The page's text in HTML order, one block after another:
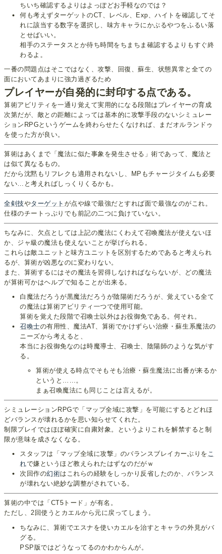
ちいち確認するよりはよっぽどお手軽なのでは？
何も考えずターゲットのCT、レベル、Exp、ハイトを確認してそ
れに該当する数字を選択し、味方キャラにかぶるやつをふるい落
とせばいい。
相手のステータスとか待ち時間をちまちま確認するよりもすぐ終
わるよ。
一番の問題点はそこではなく、攻撃、回復、蘇生、状態異常と全ての
面においてあまりに強力過ぎるため
プレイヤーが自発的に封印する点である。
算術アビリティを一通り覚えて実用的になる段階はプレイヤーの育成
次第だが、敵との距離によっては基本的に攻撃手段のないシミュレー
ションRPGというゲームを終わらせたくなければ、まだオルランドゥ
を使った方が良い。
算術はあくまで「魔法に似た事象を発生させる」術であって、魔法と
は似て異なるもの。
だから沈黙もリフレクも適用されないし、MPもチャージタイムも必要
ない…と考えればしっくりくるかも。
全剣技やターゲット が点や線で最強だとすれば面で最強なのがこれ。
仕様のチートっぷりでも前記の二つに負けていない。
ちなみに、欠点としては上記の魔法にくわえて召喚魔法が使えないほ
か、ジャ級の魔法も使えないことが挙げられる。
これらは敵ユニットと味方ユニットを区別するためであると考えられ
るが、算術が凶悪なのに変わりない。
また、算術するにはその魔法を習得しなければならないが、どの魔法
が算術可かはヘルプで知ることが出来る。
白魔法だろうが黒魔法だろうが陰陽術だろうが、覚えている全て
の魔法は算術アビリティ一つで使用可能。
算術を覚えた段階で召喚士以外はお役御免である。何それ。
召喚士の有用性、魔法AT、算術でかけずらい治療・蘇生系魔法の
ニーズから考えると、
本当にお役御免なのは時魔導士、召喚士、陰陽師のような気がす
る。
算術が使える時点でそもそも治療・蘇生魔法に出番が来るか
というと……。
まぁ召喚魔法にも同じことは言えるが。
シミュレーションRPGで「マップ全域に攻撃」を可能にするとどれほ
どバランスが壊れるかを思い知らせてくれた。
制限プレイではほぼ確実に自粛対象。というよりこれを解禁すると制
限が意味を成さなくなる。
スタッフは「マップ全域に攻撃」のバランスブレイカーぶりを こ
れで嫌というほど教えられたはずなのだがｗ
次回作の幻術はこれらの経験をしっかり反省したのか、バランス
が壊れない絶妙な調整がされている。
算術の中では「CT5トード」が有名。
ただし、2回使うとカエルから元に戻ってしまう。
ちなみに、算術でエスナを使いカエルを治すとキャラの外見がバ
グる。
PSP版ではどうなってるのかわからんが。